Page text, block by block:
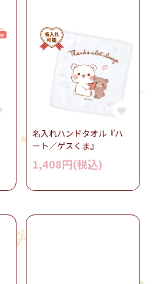
名入れハンドタオル『ハ
ート／ゲスくま』
1,408円(税込)